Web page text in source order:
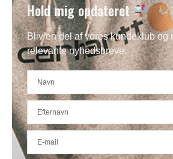
Hold mig opdateret
Bliv en del af vores kundeklub og
relevante nyhedsbreve.